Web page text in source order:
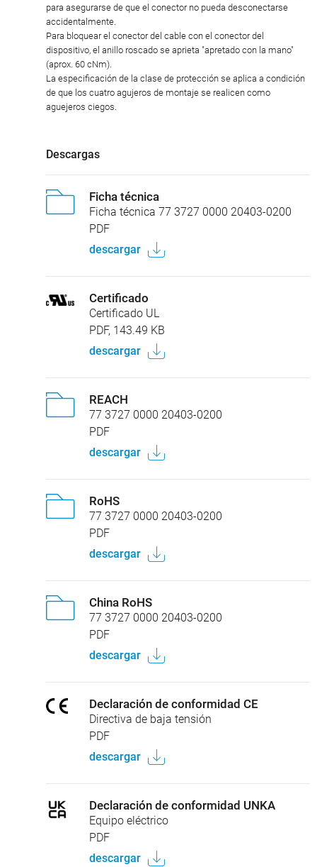
para asegurarse de que el conector no pueda desconectarse
accidentalmente.
Para bloquear el conector del cable con el conector del
dispositivo, el anillo roscado se aprieta "apretado con la mano"
(aprox. 60 cNm).
La especificación de la clase de protección se aplica a condición
de que los cuatro agujeros de montaje se realicen como
aguejeros ciegos.
Descargas
Ficha técnica
Ficha técnica 77 3727 0000 20403-0200
PDF
descargar
Certificado
Certificado UL
PDF, 143.49 KB
descargar
REACH
77 3727 0000 20403-0200
PDF
descargar
RoHS
77 3727 0000 20403-0200
PDF
descargar
China RoHS
77 3727 0000 20403-0200
PDF
descargar
Declaración de conformidad CE
Directiva de baja tensión
PDF
descargar
Declaración de conformidad UNKA
Equipo eléctrico
PDF
descargar